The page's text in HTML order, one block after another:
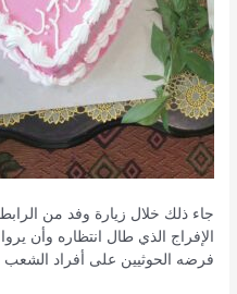
جاء ذلك خلال زيارة وفد من
الإفراج الذي طال انتظاره وأن
فرضه الحوثيين على أفراد الشعب